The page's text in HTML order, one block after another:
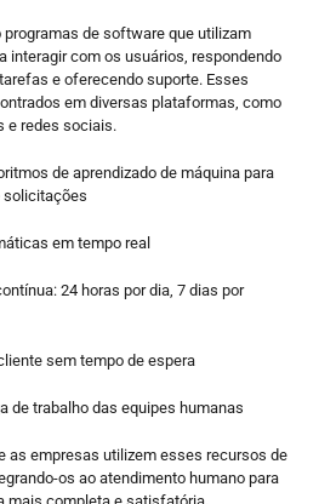
de software que utilizam
interagir com os usuários, respondendo
e oferecendo suporte. Esses
em diversas plataformas, como
e redes sociais.
de aprendizado de máquina para
solicitações
em tempo real
24 horas por dia, 7 dias por
sem tempo de espera
de trabalho das equipes humanas
as empresas utilizem esses recursos de
os ao atendimento humano para